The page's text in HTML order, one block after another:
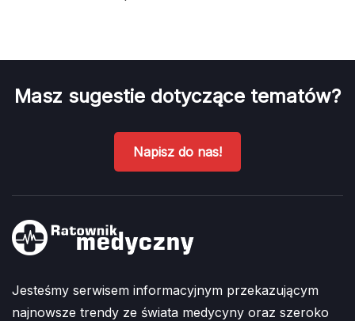
Masz sugestie dotyczące tematów?
Napisz do nas!
Jesteśmy serwisem informacyjnym przekazującym
najnowsze trendy ze świata medycyny oraz szeroko